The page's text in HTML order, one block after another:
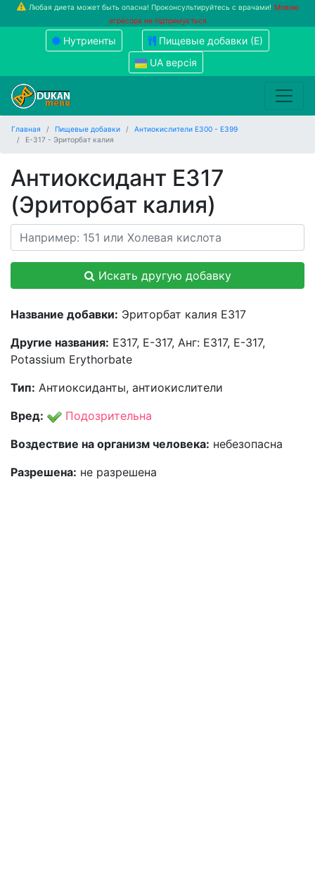
Любая диета может быть опасна! Проконсультируйтесь с врачами! Мовою
агресора не підтримується
Нутриенты
Пищевые добавки (Е)
UA версія
Главная Пищевые добавки
Антиокислители Е300 - Е399
Е-317 - Эриторбат калия
Антиоксидант E317
(Эриторбат калия)
Искать другую добавку
Название добавки: Эриторбат калия Е317
Другие названия: Е317, Е-317, Анг: E317, E-317,
Potassium Erythorbate
Тип: Антиоксиданты, антиокислители
Вред:
Подозрительна
Воздествие на организм человека: небезопасна
Разрешена: не разрешена